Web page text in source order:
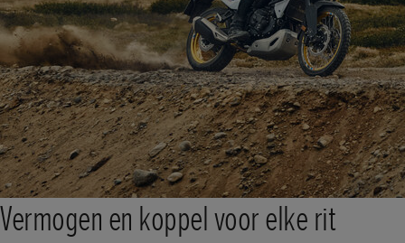
Vermogen en koppel voor elke rit